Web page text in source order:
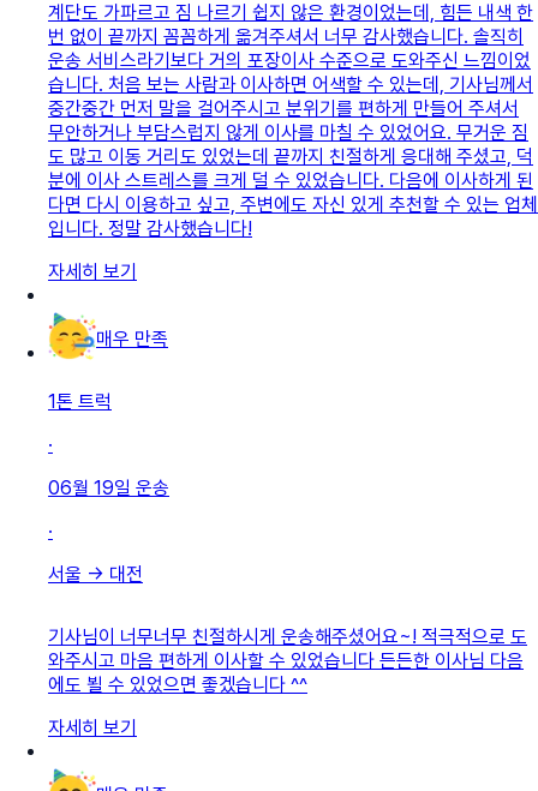
계단도 가파르고 짐 나르기 쉽지 않은 환경이었는데, 힘든 내색 한
번 없이 끝까지 꼼꼼하게 옮겨주셔서 너무 감사했습니다. 솔직히
운송 서비스라기보다 거의 포장이사 수준으로 도와주신 느낌이었
습니다. 처음 보는 사람과 이사하면 어색할 수 있는데, 기사님께서
중간중간 먼저 말을 걸어주시고 분위기를 편하게 만들어 주셔서
무안하거나 부담스럽지 않게 이사를 마칠 수 있었어요. 무거운 짐
도 많고 이동 거리도 있었는데 끝까지 친절하게 응대해 주셨고, 덕
분에 이사 스트레스를 크게 덜 수 있었습니다. 다음에 이사하게 된
다면 다시 이용하고 싶고, 주변에도 자신 있게 추천할 수 있는 업체
입니다. 정말 감사했습니다!
자세히 보기
매우 만족
1톤 트럭
·
06월 19일 운송
·
서울 → 대전
기사님이 너무너무 친절하시게 운송해주셨어요~! 적극적으로 도
와주시고 마음 편하게 이사할 수 있었습니다 든든한 이사님 다음
에도 뵐 수 있었으면 좋겠습니다 ^^
자세히 보기